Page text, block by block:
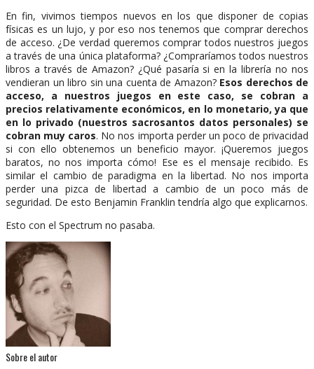
En fin, vivimos tiempos nuevos en los que disponer de copias
físicas es un lujo, y por eso nos tenemos que comprar derechos
de acceso. ¿De verdad queremos comprar todos nuestros juegos
a través de una única plataforma? ¿Compraríamos todos nuestros
libros a través de Amazon? ¿Qué pasaría si en la librería no nos
vendieran un libro sin una cuenta de Amazon? Esos derechos de
acceso, a nuestros juegos en este caso, se cobran a
precios relativamente económicos, en lo monetario, ya que
en lo privado (nuestros sacrosantos datos personales) se
cobran muy caros. No nos importa perder un poco de privacidad
si con ello obtenemos un beneficio mayor. ¡Queremos juegos
baratos, no nos importa cómo! Ese es el mensaje recibido. Es
similar el cambio de paradigma en la libertad. No nos importa
perder una pizca de libertad a cambio de un poco más de
seguridad. De esto Benjamin Franklin tendría algo que explicarnos.
Esto con el Spectrum no pasaba.
Sobre el autor